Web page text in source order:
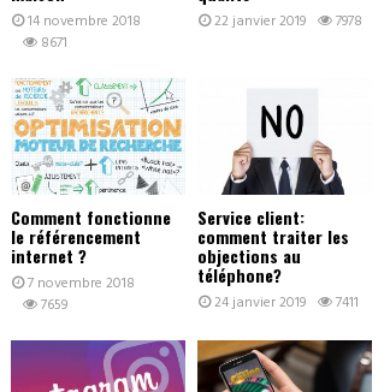
14 novembre 2018
8671
22 janvier 2019 7978
Comment fonctionne
le référencement
internet ?
7 novembre 2018
7659
Service client:
comment traiter les
objections au
téléphone?
24 janvier 2019 7411